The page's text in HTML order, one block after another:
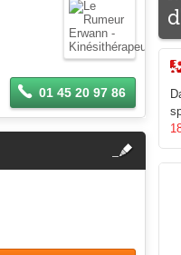
Se
connecter
01 45 20 97 86
fermer